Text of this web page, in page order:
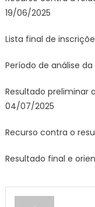
19/06/2025
Lista final de
Período de análise
Resultado preliminar
04/07/2025
Recurso contra o
Resultado final e